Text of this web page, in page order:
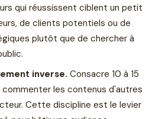
qui réussissent ciblent un petit
de clients potentiels ou de
plutôt que de chercher à
inverse. Consacre 10 à 15
commenter les contenus d'autres
Cette discipline est le levier